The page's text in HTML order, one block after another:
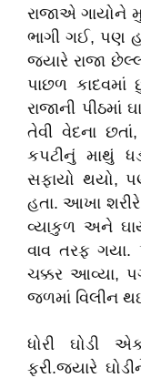
રાજાએ ગાયોને
ભાગી ગઈ, પણ
જ્યારે રાજા
પાછળ
રાજાની પીઠમાં
તેવી વેદના
કપટીનું માથું
સફાયો થયો,
હતા. આખા
વ્યાકુળ અને
વાવ તરફ ગયા.
ચક્કર આવ્યા,
જળમાં વિલીન
ધોરી ઘોડી
ફરી.જ્યારે